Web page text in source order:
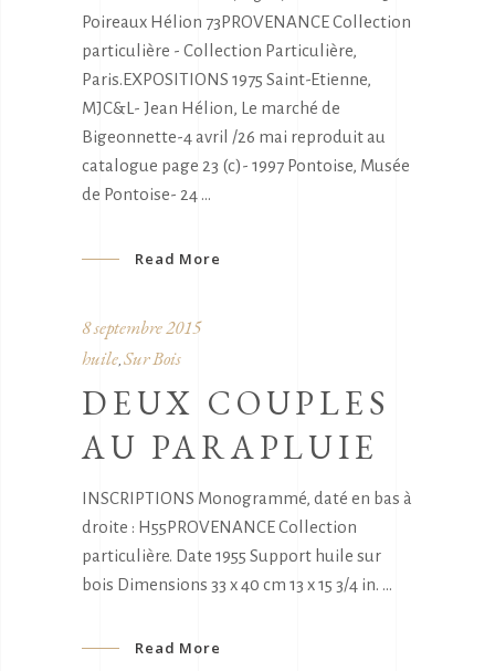
Poireaux Hélion 73PROVENANCE Collection
particulière - Collection Particulière,
Paris.EXPOSITIONS 1975 Saint-Etienne,
MJC&L- Jean Hélion, Le marché de
Bigeonnette-4 avril /26 mai reproduit au
catalogue page 23 (c)- 1997 Pontoise, Musée
de Pontoise- 24
Read More
8 septembre 2015
huile Sur Bois
DEUX COUPLES
AU PARAPLUIE
INSCRIPTIONS Monogrammé, daté en bas à
droite : H55PROVENANCE Collection
particulière. Date 1955 Support huile sur
bois Dimensions 33 x 40 cm 13 x 15 3/4 in.
Read More